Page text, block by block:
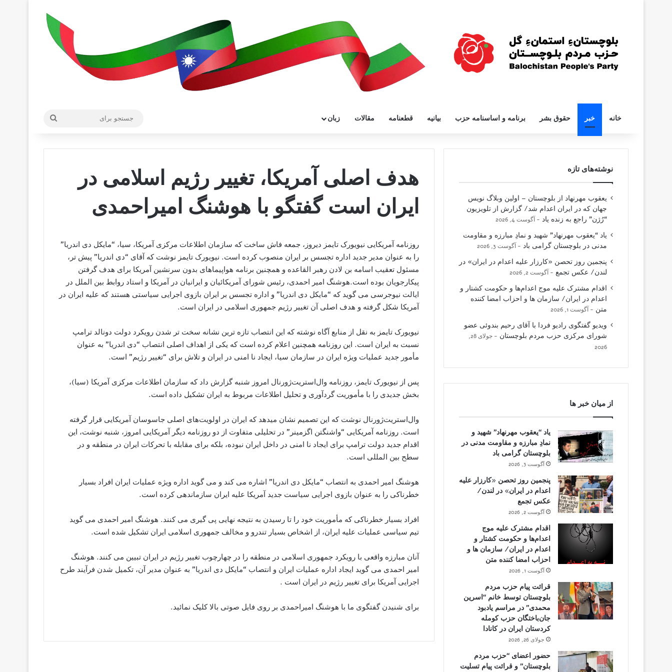
خانه خبر حقوق بشر برنامه و اساسنامه حزب بیانیه قطعنامه مقالات زبان
هدف اصلی آمریکا، تغییر رژیم اسلامی در
ایران است گفتگو با هوشنگ امیر‌احمدی
روزنامه آمریکایی نیویورک تایمز دیروز، جمعه فاش ساخت که سازمان اطلاعات مرکزی آمریکا، سیا، “مایکل دی اندریا”
را به عنوان مدیر جدید اداره تجسس بر ایران منصوب کرده است. نیویورک تایمز نوشت که آقای “دی اندریا” پیش تر،
مسئول تعقیب اسامه بن لادن رهبر القاعده و همچنین برنامه هواپیماهای بدون سرنشین آمریکا برای هدف گرفتن
پیکارجویان بوده است.هوشنگ امیر احمدی، رئیس شورای آمریکائیان و ایرانیان در آمریکا و استاد روابط بین الملل در
ایالت نیوجرسی می گوید که “مایکل دی اندریا” و اداره تجسس بر ایران بازوی اجرایی سیاستی هستند که علیه ایران در
آمریکا شکل گرفته و هدف اصلی آن تغییر رژیم جمهوری اسلامی در ایران است.
نیویورک تایمز به نقل از منابع آگاه نوشته که این انتصاب تازه ترین نشانه سخت تر شدن رویکرد دولت دونالد ترامپ
نسبت به ایران است. این روزنامه همچنین اعلام کرده است که یکی از اهداف اصلی انتصاب “دی اندریا” به عنوان
مأمور جدید عملیات ویژه ایران در سازمان سیا، ایجاد نا امنی در ایران و تلاش برای “تغییر رژیم” است.
پس از نیویورک تایمز، روزنامه وال‌استريت‌ژورنال امروز شنبه گزارش داد که سازمان اطلاعات مرکزی آمريکا (سيا)،
بخش جديدی را با مأموريت گردآوری و تحليل اطلاعات مربوط به ايران تشکيل داده است.
وال‌استريت‌ژورنال نوشت که اين تصميم نشان میدهد که ايران در اولويت‌های اصلی جاسوسان آمريکايی قرار گرفته
است. روزنامه آمریکایی “واشنگتن اگزمینر” در تحلیلی متفاوت از دو روزنامه دیگر آمریکایی امروز، شنبه نوشت، این
اقدام جدید دولت ترامپ برای ایجاد نا امنی در داخل ایران نبوده، بلکه برای مقابله با تحرکات ایران در منطقه و در
سطح بین المللی است.
هوشنگ امیر احمدی به انتصاب “مایکل دی اندریا” اشاره می کند و می گوید اداره ویژه عملیات ایران افراد بسیار
خطرناکی را به عنوان بازوی اجرایی سیاست جدید آمریکا علیه ایران سازماندهی کرده است.
افراد بسیار خطرناکی که مأموریت خود را تا رسیدن به نتیجه نهایی پی گیری می کنند. هوشنگ امیر احمدی می گوید
تیم سیاسی عملیات علیه ایران، از اشخاص بسیار تندرو و مخالف جمهوری اسلامی ایران تشکیل شده است.
آنان مبارزه واقعی با رویکرد جمهوری اسلامی در منطقه را در چهارچوب تغییر رژیم در ایران تبیین می کنند. هوشنگ
امیر احمدی می گوید ایجاد اداره عملیات ایران و انتصاب “مایکل دی اندریا” به عنوان مدیر آن، تکمیل شدن فرآیند طرح
اجرایی آمریکا برای تغییر رژیم در ایران است .
برای شنیدن گفتگوی ما با هوشنگ امیراحمدی بر روی فایل صوتی بالا کلیک نمائید.
نوشته‌های تازه
یعقوب مهرنهاد از بلوچستان – اولین وبلاگ نویس
جهان که در ایران اعدام شد/ گزارش از تلویزیون
“رُژن” راجع به زنده یاد
آگوست 4, 2026
یاد “یعقوب مهرنهاد” شهید و نمادِ مبارزه و مقاومت
مدنی در بلوچستان گرامی باد
آگوست 3, 2026
پنجمین روز تحصن «کارزار علیه اعدام در ایران» در
لندن/ عکس تجمع
آگوست 2, 2026
اقدام مشترک علیه موج اعدام‌ها و حکومت کشتار و
اعدام در ایران/ سازمان ها و احزاب امضا کننده
متن
آگوست 1, 2026
ویدیو گفتگوی رادیو فردا با آقای رحیم بندوئی عضو
شورای مرکزی حزب مردم بلوچستان
جولای 28,
2026
از میان خبر ها
یاد “یعقوب مهرنهاد” شهید و
نمادِ مبارزه و مقاومت مدنی در
بلوچستان گرامی باد
آگوست 3, 2026
پنجمین روز تحصن «کارزار علیه
اعدام در ایران» در لندن/
عکس تجمع
آگوست 2, 2026
اقدام مشترک علیه موج
اعدام‌ها و حکومت کشتار و
اعدام در ایران/ سازمان ها و
احزاب امضا کننده متن
آگوست 1, 2026
قرائت پیام حزب مردم
بلوچستان توسط خانم “اسرین
محمدی” در مراسم یادبود
جان‌باختگان حزب کومله
کردستان ایران در کانادا
جولای 26, 2026
حضور اعضای “حزب مردم
بلوچستان” و قرائت پیام تسلیت